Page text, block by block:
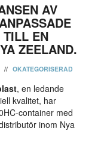
AV
TILL EN
ZEELAND.
// OKATEGORISERAD
, en ledande
kvalitet, har
container med
inom Nya